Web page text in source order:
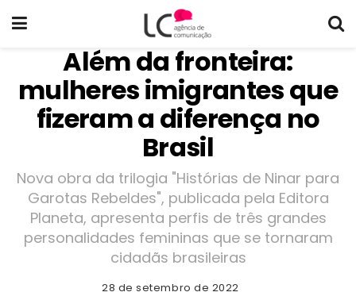
Além da fronteira:
mulheres imigrantes que
fizeram a diferença no
Brasil
Nova obra da trilogia "Histórias de Ninar para
Garotas Rebeldes", publicada pela Editora
Planeta, apresenta perfis de três grandes
personalidades femininas que se tornaram
cidadãs brasileiras
28 de setembro de 2022